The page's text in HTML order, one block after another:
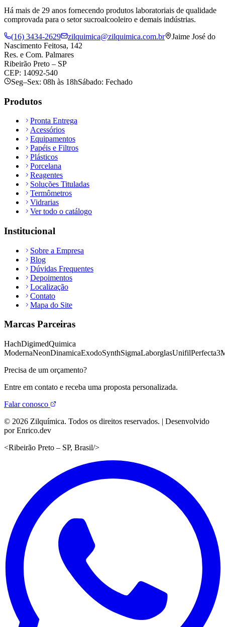
Há mais de 29 anos fornecendo produtos laboratoriais de qualidade
comprovada para o setor sucroalcooleiro e demais indústrias.
(16) 3434-2629
zilquimica@zilquimica.com.br
Jaime José do
Nascimento Feitosa, 142
Res. e Com. Palmares
Ribeirão Preto – SP
CEP: 14092-540
Seg–Sex: 08h às 18hSábado: Fechado
Produtos
Pronta Entrega
Acessórios
Equipamentos
Papéis e Filtros
Plásticos
Porcelana
Reagentes
Soluções Tituladas
Termômetros
Vidrarias
Ver todo o catálogo
Institucional
Sobre a Empresa
Blog
Dúvidas Frequentes
Depoimentos
Localização
Contato
Mapa do Site
Marcas Parceiras
HachDigimedQuimica
ModernaNeonDinamicaExodoSynthSigmaLaborglasUnifilPerfecta
Precisa de um orçamento?
Entre em contato e receba uma proposta personalizada.
Falar conosco
© 2026 Zilquímica. Todos os direitos reservados. | Desenvolvido
por Enrico.dev
<Ribeirão Preto – SP, Brasil/>